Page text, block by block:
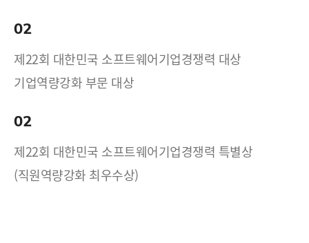
02
제22회 대한민국 소프트웨어기업경쟁력 대상
기업역량강화 부문 대상
02
제22회 대한민국 소프트웨어기업경쟁력 특별상
(직원역량강화 최우수상)